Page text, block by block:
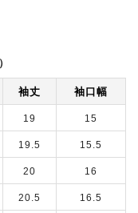
袖丈 袖口幅
19 15
19.5 15.5
20 16
20.5 16.5